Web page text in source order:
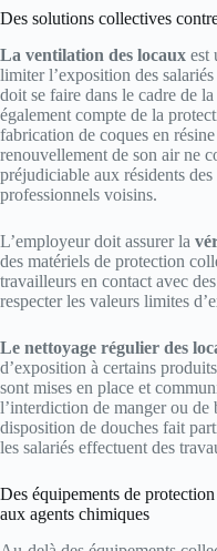
Des solutions collectives
La ventilation des locaux est
limiter l’exposition des
doit se faire dans le cadre de
également compte de la
fabrication de coques en
renouvellement de son air ne
préjudiciable aux résidents
professionnels voisins.
L’employeur doit assurer la
des matériels de protection
travailleurs en contact avec
respecter les valeurs limites
Le nettoyage régulier des
d’exposition à certains
sont mises en place et
l’interdiction de manger ou de
disposition de douches fait
les salariés effectuent des
Des équipements de
aux agents chimiques